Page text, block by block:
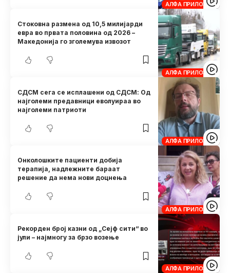
АЛФА ПРИЛОЗИ
АЛФА ПРИЛОЗИ
Стоковна размена од 10,5 милијарди
евра во првата половина од 2026 –
Македонија го зголемува извозот
АЛФА ПРИЛОЗИ
СДСМ сега се исплашени од СДСМ: Од
најголеми предавници еволуираа во
најголеми патриоти
АЛФА ПРИЛОЗИ
Онколошките пациенти добија
терапија, надлежните бараат
решение да нема нови доцнења
АЛФА ПРИЛОЗИ
Рекорден број казни од „Сејф сити“ во
јули – најмногу за брзо возење